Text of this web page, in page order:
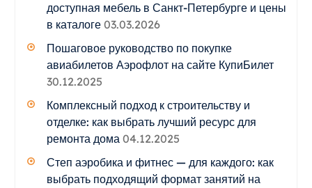
доступная мебель в Санкт-Петербурге и цены
в каталоге 03.03.2026
Пошаговое руководство по покупке
авиабилетов Аэрофлот на сайте КупиБилет
30.12.2025
Комплексный подход к строительству и
отделке: как выбрать лучший ресурс для
ремонта дома 04.12.2025
Степ аэробика и фитнес — для каждого: как
выбрать подходящий формат занятий на